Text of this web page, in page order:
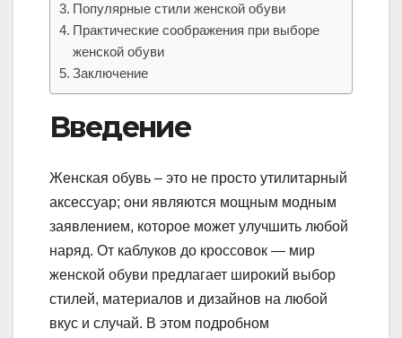
Популярные стили женской обуви
Практические соображения при выборе
женской обуви
Заключение
Введение
Женская обувь – это не просто утилитарный
аксессуар; они являются мощным модным
заявлением, которое может улучшить любой
наряд. От каблуков до кроссовок — мир
женской обуви предлагает широкий выбор
стилей, материалов и дизайнов на любой
вкус и случай. В этом подробном